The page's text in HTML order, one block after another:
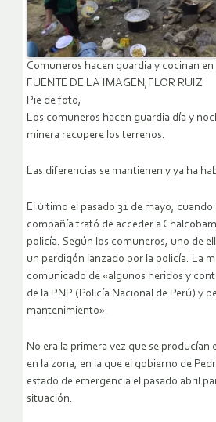
Comuneros hacen guardia y cocinan
FUENTE DE LA IMAGEN,FLOR RUIZ
Pie de foto,
Los comuneros hacen guardia día y
minera recupere los terrenos.
Las diferencias se mantienen y ya ha
El último el pasado 31 de mayo, cuando
compañía trató de acceder a
policía. Según los comuneros, uno de
un perdigón lanzado por la policía. La
comunicado de «algunos heridos y
de la PNP (Policía Nacional de Perú) y
mantenimiento».
No era la primera vez que se producían
en la zona, en la que el gobierno de
estado de emergencia el pasado abril
situación.